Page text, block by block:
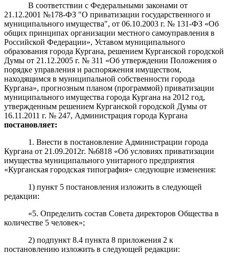
В соответствии с Федеральными законами от
21.12.2001 №178-ФЗ "О приватизации государственного и
муниципального имущества", от 06.10.2003 г. № 131-ФЗ «Об
общих принципах организации местного самоуправления в
Российской Федерации», Уставом муниципального
образования города Кургана, решением Курганской городской
Думы от 21.12.2005 г. № 311 «Об утверждении Положения о
порядке управления и распоряжения имуществом,
находящимся в муниципальной собственности города
Кургана», прогнозным планом (программой) приватизации
муниципального имущества города Кургана на 2012 год,
утвержденным решением Курганской городской Думы от
16.11.2011 г. № 247, Администрация города Кургана
постановляет:
1. Внести в постановление Администрации города
Кургана от 21.09.2012г. №6818 «Об условиях приватизации
имущества муниципального унитарного предприятия
«Курганская городская типография» следующие изменения:
1) пункт 5 постановления изложить в следующей
редакции:
«5. Определить состав Совета директоров Общества в
количестве 5 человек»;
2) подпункт 8.4 пункта 8 приложения 2 к
постановлению изложить в следующей редакции: